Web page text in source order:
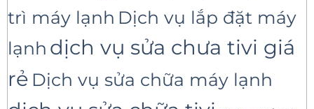
trì máy lạnh Dịch vụ lắp đặt máy
lạnh dịch vụ sửa chưa tivi giá
rẻ Dịch vụ sửa chữa máy lạnh